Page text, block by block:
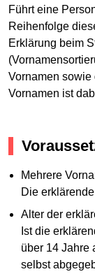
Führt eine
Reihenfolge
Erklärung beim
Vornamen
Vornamen ist
Mehrere
Die
Alter der
Ist die
über 14 Jahre
selbst